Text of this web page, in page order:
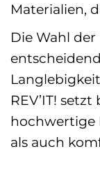
Materialien,
Die Wahl
REV’IT!
hochwertige
als auch